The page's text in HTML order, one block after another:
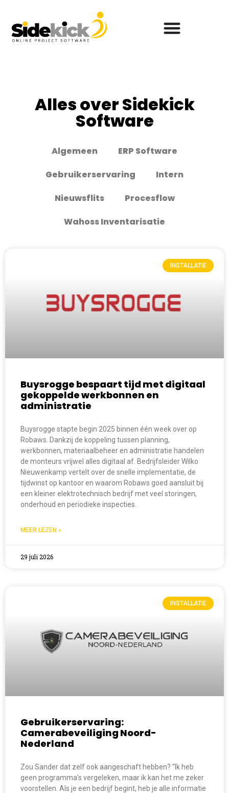
Alles over Sidekick
Software
Algemeen
ERP Software
Gebruikerservaring
Intern
Nieuwsflits
Procesflow
Wahoss Inventarisatie
INSTALLATIE
Buysrogge bespaart tijd met digitaal
gekoppelde werkbonnen en
administratie
Buysrogge stapte begin 2025 binnen één week over op
Robaws. Dankzij de koppeling tussen planning,
werkbonnen, materiaalbeheer en administratie handelen
de monteurs vrijwel alles digitaal af. Bedrijfsleider Wilko
Nieuwenkamp vertelt over de snelle implementatie, de
tijdwinst op kantoor en waarom Robaws goed aansluit bij
een kleiner elektrotechnisch bedrijf met veel storingen,
onderhoud en periodieke inspecties.
MEER LEZEN »
29 juli 2026
INSTALLATIE
Gebruikerservaring:
Camerabeveiliging Noord-
Nederland
Zou Sander dat zelf ook aangeschaft hebben? “Ik heb
geen programma’s vergeleken, maar ik kan het me zeker
voorstellen. Als je een bedrijf begint, heb je alle informatie